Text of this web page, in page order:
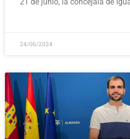
24/06/2024